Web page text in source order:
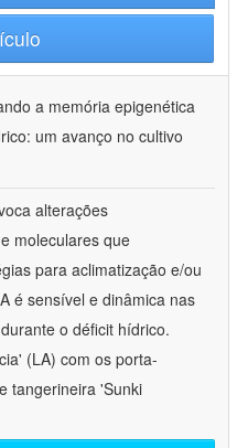
a memória epigenética
um avanço no cultivo
alterações
moleculares que
para aclimatização e/ou
é sensível e dinâmica nas
o déficit hídrico.
(LA) com os porta-
tangerineira 'Sunki